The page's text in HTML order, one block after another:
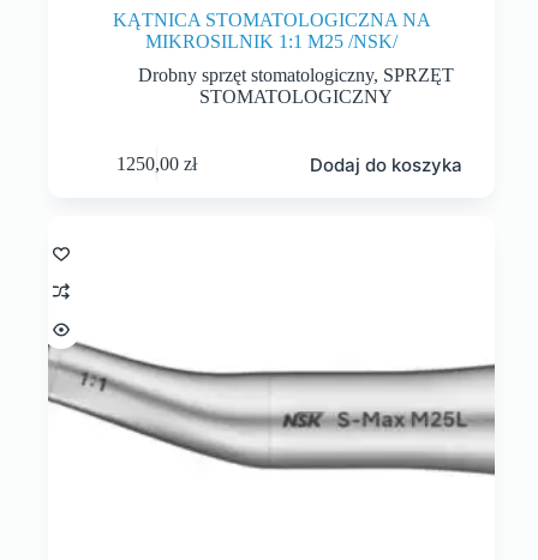
KĄTNICA STOMATOLOGICZNA NA
MIKROSILNIK 1:1 M25 /NSK/
Drobny sprzęt stomatologiczny, SPRZĘT
STOMATOLOGICZNY
1250,00zł Dodaj do koszyka